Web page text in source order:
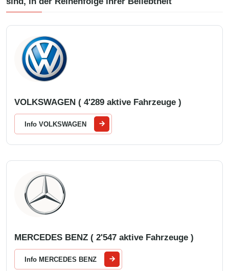
VOLKSWAGEN ( 4'289 aktive Fahrzeuge )
Info VOLKSWAGEN
MERCEDES BENZ ( 2'547 aktive Fahrzeuge )
Info MERCEDES BENZ